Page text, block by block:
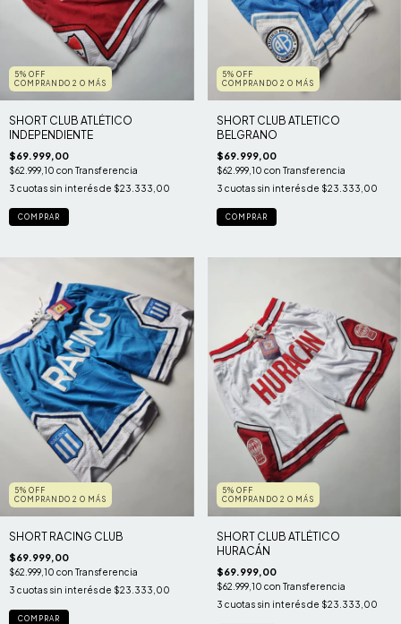
5% OFF
COMPRANDO 2 O MÁS
SHORT CLUB ATLÉTICO
INDEPENDIENTE
$69.999,00
$62.999,10 con Transferencia
3 cuotas sin interés de $23.333,00
COMPRAR
5% OFF
COMPRANDO 2 O MÁS
SHORT CLUB ATLETICO
BELGRANO
$69.999,00
$62.999,10 con Transferencia
3 cuotas sin interés de $23.333,00
COMPRAR
5% OFF
COMPRANDO 2 O MÁS
SHORT RACING CLUB
$69.999,00
$62.999,10 con Transferencia
3 cuotas sin interés de $23.333,00
COMPRAR
5% OFF
COMPRANDO 2 O MÁS
SHORT CLUB ATLÉTICO
HURACÁN
$69.999,00
$62.999,10 con Transferencia
3 cuotas sin interés de $23.333,00